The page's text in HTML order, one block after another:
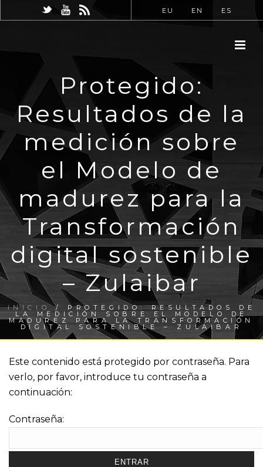
EU EN ES
Protegido:
Resultados de la
medición sobre
el Modelo de
madurez para la
Transformación
digital sostenible
– Zulaibar
INICIO / PROTEGIDO: RESULTADOS DE
LA MEDICIÓN SOBRE EL MODELO DE
MADUREZ PARA LA TRANSFORMACIÓN
DIGITAL SOSTENIBLE – ZULAIBAR
Este contenido está protegido por contraseña. Para
verlo, por favor, introduce tu contraseña a
continuación:
Contraseña: